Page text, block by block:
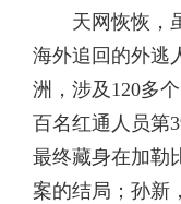
天网恢恢，虽
海外追回的外逃
洲，涉及120多
百名红通人员第
最终藏身在加勒
案的结局；孙新